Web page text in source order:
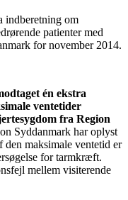
indberetning om
patienter med
for november 2014.
én ekstra
ventetider
fra Region
Syddanmark har oplyst
den maksimale ventetid er
for tarmkræft.
mellem visiterende